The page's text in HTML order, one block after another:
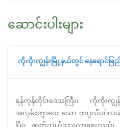
ဆောင်းပါးများ
ရန်ကုန်တိုင်းဒေသကြီး၊ ကိုကိုးက
အလှမ်းကွာဝေး သော ကပ္ပလီပင်လ
ပြီး၊ ဆက်သွယ်သွားလာရေးလည်း